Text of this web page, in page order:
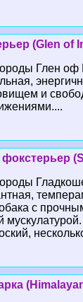
(Glen of
Глен
и
с